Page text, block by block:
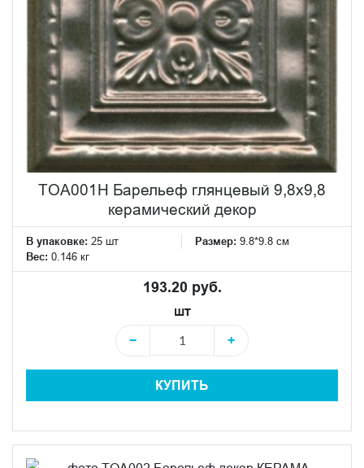
TOA001H Барельеф глянцевый 9,8х9,8
керамический декор
В упаковке: 25 шт Размер: 9.8*9.8 см
Вес: 0.146 кг
193.20 руб.
шт
−
+
КУПИТЬ